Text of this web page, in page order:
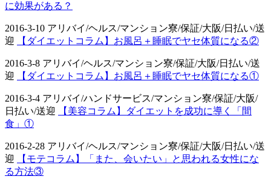
に効果がある？
2016-3-10 アリバイ/ヘルス/マンション寮/保証/大阪/日払い/送
迎
【ダイエットコラム】お風呂＋睡眠でヤセ体質になる②
2016-3-8 アリバイ/ヘルス/マンション寮/保証/大阪/日払い/送
迎
【ダイエットコラム】お風呂＋睡眠でヤセ体質になる①
2016-3-4 アリバイ/ハンドサービス/マンション寮/保証/大阪/
日払い/送迎
【美容コラム】ダイエットを成功に導く「間
食」①
2016-2-28 アリバイ/ヘルス/マンション寮/保証/大阪/日払い/送
迎
【モテコラム】「また、会いたい」と思われる女性にな
る方法③